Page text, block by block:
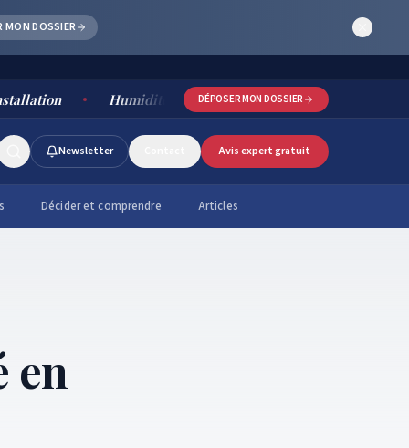
MON DOSSIER
Humidité salle de bain : causes, risques et solutions
DÉPOSER MON DOSSIER
Newsletter Avis expert gratuit
Décider et comprendre Articles
en